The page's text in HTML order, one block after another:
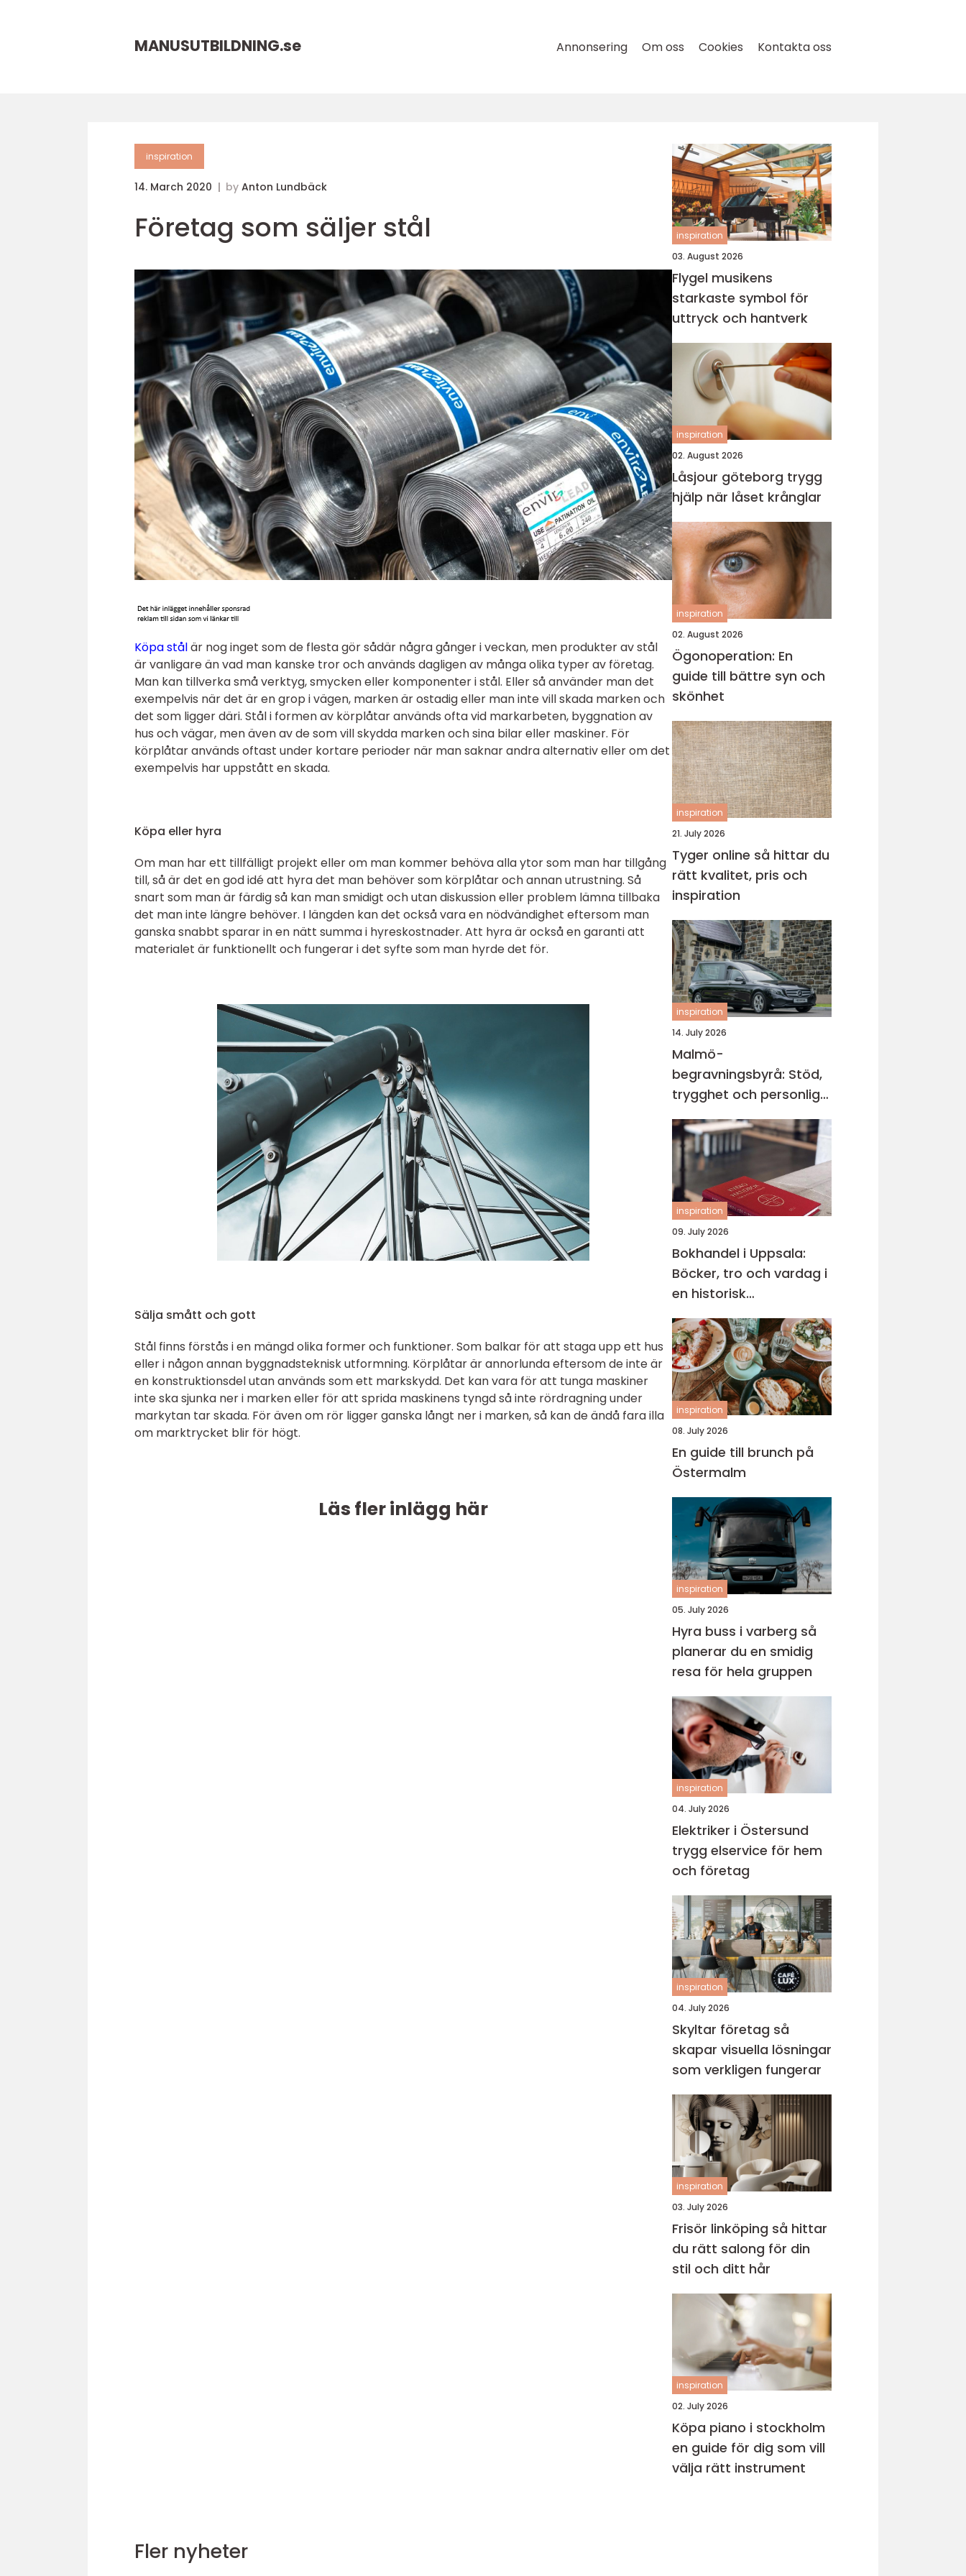
MANUSUTBILDNING.se Annonsering Om oss Cookies Kontakta oss
inspiration
14. March 2020 by Anton Lundbäck
Företag som säljer stål
Köpa stålär nog inget som de flesta gör sådär några gånger i veckan, men produkter av stål
är vanligare än vad man kanske tror och används dagligen av många olika typer av företag.
Man kan tillverka små verktyg, smycken eller komponenter i stål. Eller så använder man det
exempelvis när det är en grop i vägen, marken är ostadig eller man inte vill skada marken och
det som ligger däri. Stål i formen av körplåtar används ofta vid markarbeten, byggnation av
hus och vägar, men även av de som vill skydda marken och sina bilar eller maskiner. För
körplåtar används oftast under kortare perioder när man saknar andra alternativ eller om det
exempelvis har uppstått en skada.
Köpa eller hyra
Om man har ett tillfälligt projekt eller om man kommer behöva alla ytor som man har tillgång
till, så är det en god idé att hyra det man behöver som körplåtar och annan utrustning. Så
snart som man är färdig så kan man smidigt och utan diskussion eller problem lämna tillbaka
det man inte längre behöver. I längden kan det också vara en nödvändighet eftersom man
ganska snabbt sparar in en nätt summa i hyreskostnader. Att hyra är också en garanti att
materialet är funktionellt och fungerar i det syfte som man hyrde det för.
Sälja smått och gott
Stål finns förstås i en mängd olika former och funktioner. Som balkar för att staga upp ett hus
eller i någon annan byggnadsteknisk utformning. Körplåtar är annorlunda eftersom de inte är
en konstruktionsdel utan används som ett markskydd. Det kan vara för att tunga maskiner
inte ska sjunka ner i marken eller för att sprida maskinens tyngd så inte rördragning under
markytan tar skada. För även om rör ligger ganska långt ner i marken, så kan de ändå fara illa
om marktrycket blir för högt.
Läs fler inlägg här
inspiration
03. August 2026
Flygel musikens
starkaste symbol för
uttryck och hantverk
inspiration
02. August 2026
Låsjour göteborg trygg
hjälp när låset krånglar
inspiration
02. August 2026
Ögonoperation: En
guide till bättre syn och
skönhet
inspiration
21. July 2026
Tyger online så hittar du
rätt kvalitet, pris och
inspiration
inspiration
14. July 2026
Malmö-
begravningsbyrå: Stöd,
trygghet och personliga
avsked
inspiration
09. July 2026
Bokhandel i Uppsala:
Böcker, tro och vardag i
en historisk
universitetsstad
inspiration
08. July 2026
En guide till brunch på
Östermalm
inspiration
05. July 2026
Hyra buss i varberg så
planerar du en smidig
resa för hela gruppen
inspiration
04. July 2026
Elektriker i Östersund
trygg elservice för hem
och företag
inspiration
04. July 2026
Skyltar företag så
skapar visuella lösningar
som verkligen fungerar
inspiration
03. July 2026
Frisör linköping så hittar
du rätt salong för din
stil och ditt hår
inspiration
02. July 2026
Köpa piano i stockholm
en guide för dig som vill
välja rätt instrument
Fler nyheter